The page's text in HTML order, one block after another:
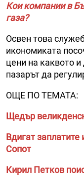
Кои компании в
газа?
Освен това
икономиката
цени на каквото
пазарът да
ОЩЕ ПО ТЕМАТА:
Щедър
Вдигат
Сопот
Кирил Петков